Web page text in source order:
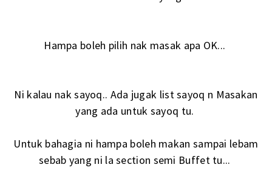
Hampa boleh pilih nak masak apa OK...
Ni kalau nak sayoq.. Ada jugak list sayoq n Masakan
yang ada untuk sayoq tu.
Untuk bahagia ni hampa boleh makan sampai lebam
sebab yang ni la section semi Buffet tu...